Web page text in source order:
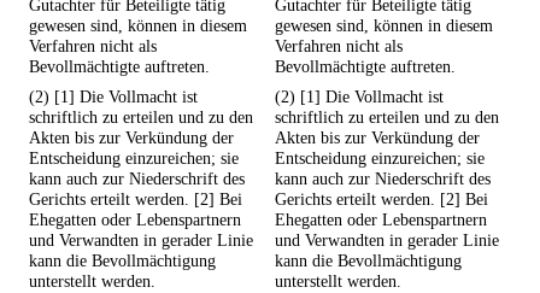
Gutachter für Beteiligte tätig
gewesen sind, können in diesem
Verfahren nicht als
Bevollmächtigte auftreten.
Gutachter für Beteiligte tätig
gewesen sind, können in diesem
Verfahren nicht als
Bevollmächtigte auftreten.
(2) [1] Die Vollmacht ist
schriftlich zu erteilen und zu den
Akten bis zur Verkündung der
Entscheidung einzureichen; sie
kann auch zur Niederschrift des
Gerichts erteilt werden. [2] Bei
Ehegatten oder Lebenspartnern
und Verwandten in gerader Linie
kann die Bevollmächtigung
unterstellt werden.
(2) [1] Die Vollmacht ist
schriftlich zu erteilen und zu den
Akten bis zur Verkündung der
Entscheidung einzureichen; sie
kann auch zur Niederschrift des
Gerichts erteilt werden. [2] Bei
Ehegatten oder Lebenspartnern
und Verwandten in gerader Linie
kann die Bevollmächtigung
unterstellt werden.